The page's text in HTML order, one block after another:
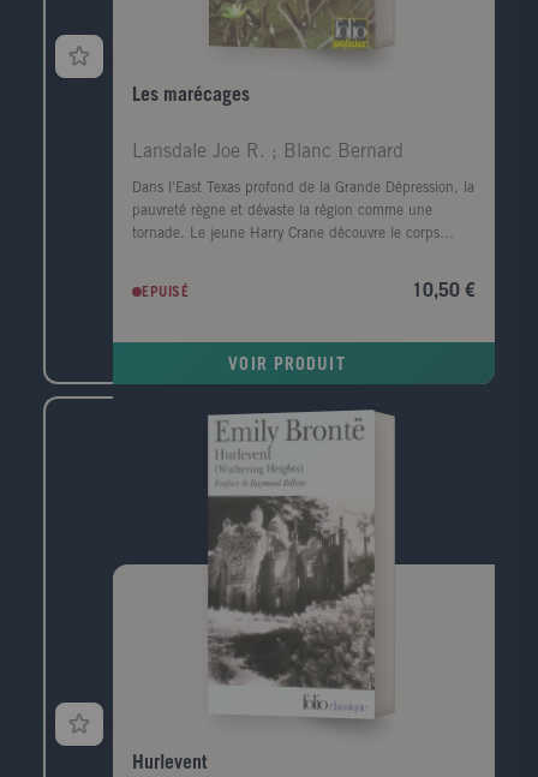
Les marécages
Lansdale Joe R. ; Blanc Bernard
Dans l'East Texas profond de la Grande Dépression, la
pauvreté règne et dévaste la région comme une
tornade. Le jeune Harry Crane découvre le corps
Sabine. Il est convaincu que le meurtre est l'oeuvre
de l'Homme-chèvre, un monstre de légende. Le
EPUISÉ 10,50 €
VOIR PRODUIT
Hurlevent